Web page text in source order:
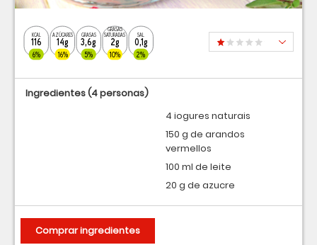
KCAL
116
6%
AZÚCARES
14g
16%
GRASAS
3,6g
5%
GRASAS
SATURADAS
2g
10%
SAL
0,1g
2%
Ingredientes(4 personas)
4 iogures naturais
150 g de arandos
vermellos
100 ml de leite
20 g de azucre
Comprar ingredientes